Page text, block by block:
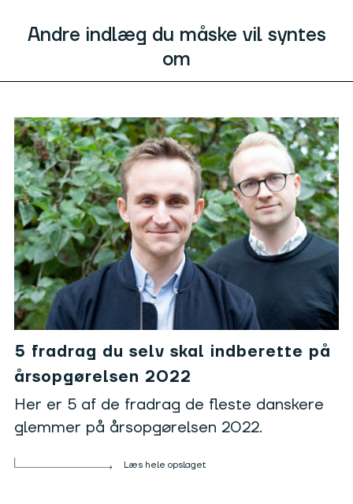
Andre indlæg du måske vil syntes
om
5 fradrag du selv skal indberette på
årsopgørelsen 2022
Her er 5 af de fradrag de fleste danskere
glemmer på årsopgørelsen 2022.
Læs hele opslaget